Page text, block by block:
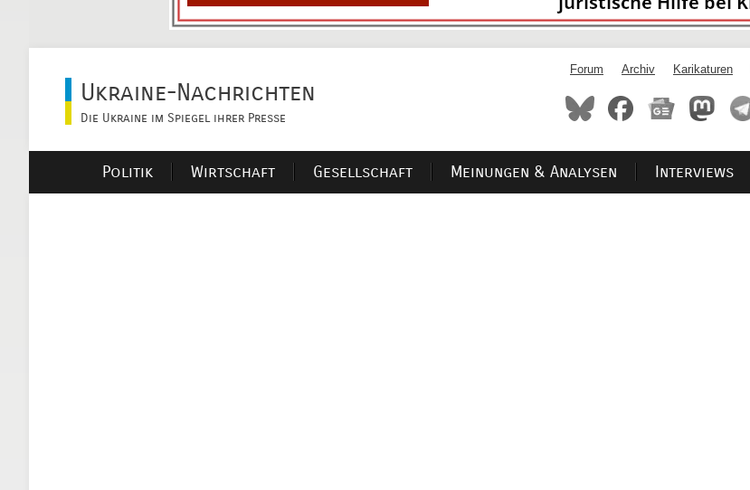
Ukraine-Nachrichten
Die Ukraine im Spiegel ihrer Presse
Forum Archiv Karikaturen
Politik Wirtschaft Gesellschaft Meinungen & Analysen Interviews